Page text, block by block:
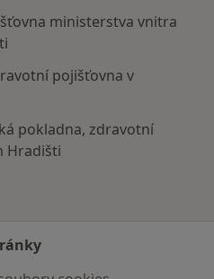
ministerstva vnitra
pojišťovna v
pokladna, zdravotní
Hradišti